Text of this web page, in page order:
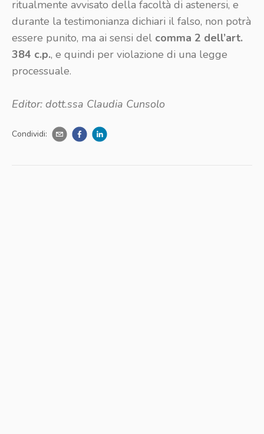
ritualmente avvisato della facoltà di astenersi, e
durante la testimonianza dichiari il falso, non potrà
essere punito, ma ai sensi del comma 2 dell’art.
384 c.p., e quindi per violazione di una legge
processuale.
Editor: dott.ssa Claudia Cunsolo
Condividi: